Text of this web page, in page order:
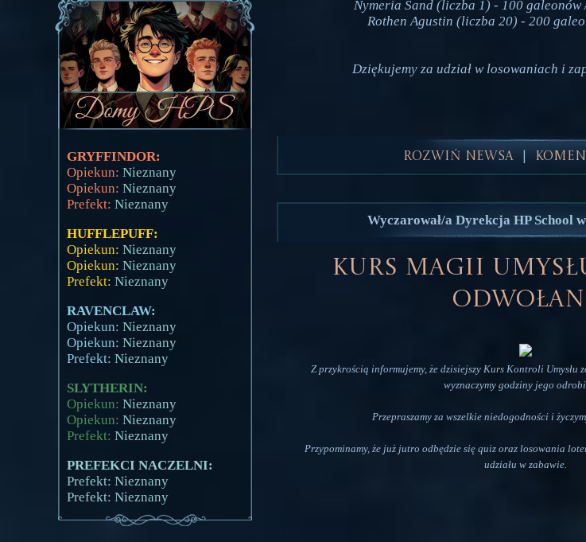
GRYFFINDOR:
Opiekun: Nieznany
Opiekun: Nieznany
Prefekt: Nieznany
HUFFLEPUFF:
Opiekun: Nieznany
Opiekun: Nieznany
Prefekt: Nieznany
RAVENCLAW:
Opiekun: Nieznany
Opiekun: Nieznany
Prefekt: Nieznany
SLYTHERIN:
Opiekun: Nieznany
Opiekun: Nieznany
Prefekt: Nieznany
PREFEKCI NACZELNI:
Prefekt: Nieznany
Prefekt: Nieznany
Nymeria Sand (liczba 1) - 100
Rothen Agustin (liczba 20) - 200
Dziękujemy za udział w losowaniach i
Rozwiń Newsa
Wyczarował/a Dyrekcja HP School
Kurs Magii
Z przykrością informujemy, że dzisiejszy Kurs Kontroli Umysłu
wyznaczymy godziny jego
Przepraszamy za wszelkie niedogodności i
Przypominamy, że już jutro odbędzie się quiz oraz losowania
udziału w zabawie.